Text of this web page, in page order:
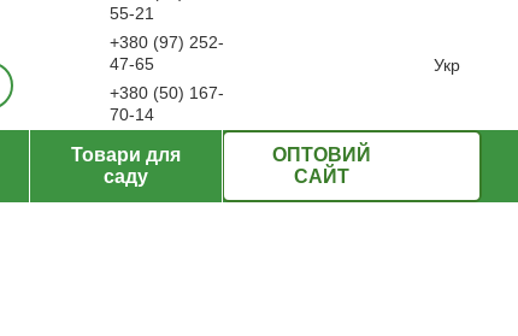
55-21
+380 (97) 252-
47-65
+380 (50) 167-
70-14
Укр
Товари для
саду
ОПТОВИЙ
САЙТ